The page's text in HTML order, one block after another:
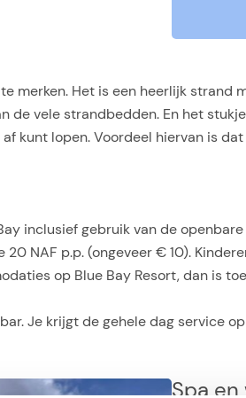
merken. Het is een heerlijk strand
de vele strandbedden. En het
kunt lopen. Voordeel hiervan is
inclusief gebruik van de
NAF p.p. (ongeveer € 10).
op Blue Bay Resort, dan is
Je krijgt de gehele dag service
Spa en